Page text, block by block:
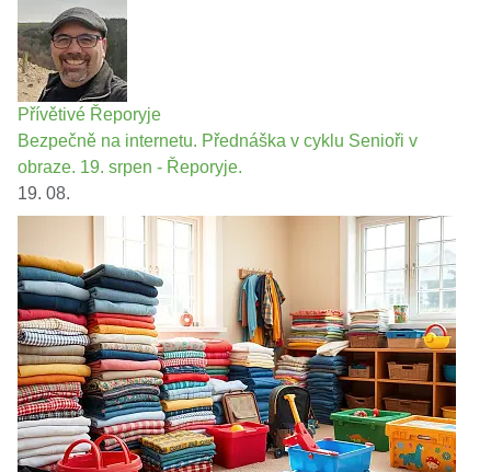
Přívětivé Řeporyje
Bezpečně na internetu. Přednáška v cyklu Senioři v
obraze. 19. srpen - Řeporyje.
19. 08.